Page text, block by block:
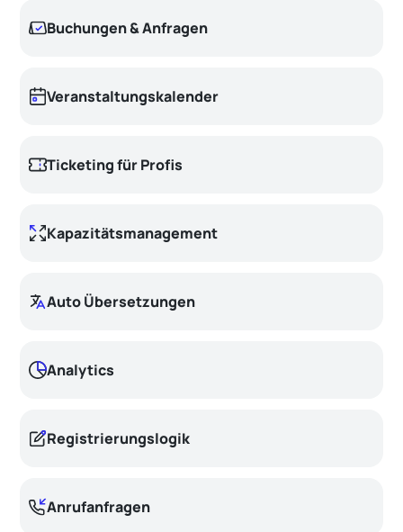
Buchungen & Anfragen
Veranstaltungskalender
Ticketing für Profis
Kapazitätsmanagement
Auto Übersetzungen
Analytics
Registrierungslogik
Anrufanfragen